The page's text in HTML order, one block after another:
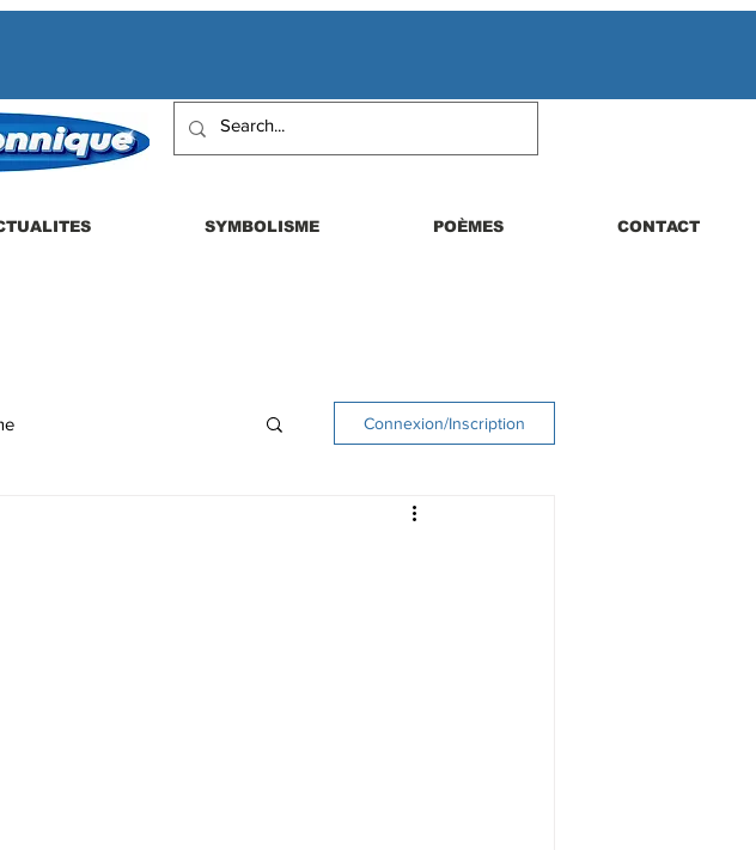
SYMBOLISME POÈMES CONTACT
Connexion/Inscription